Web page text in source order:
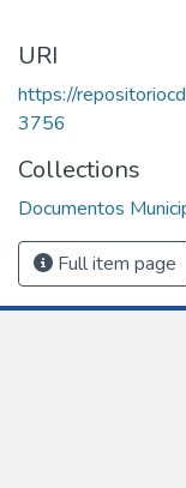
URI
https://
3756
Collections
Documentos
Full item page